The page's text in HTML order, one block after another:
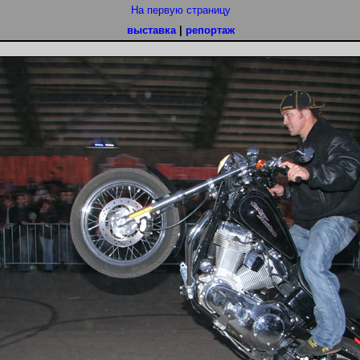
На первую страницу
выставка| репортаж